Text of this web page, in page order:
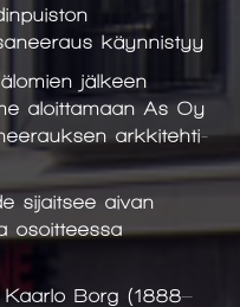
käynnistyy
jälkeen
aloittamaan As Oy
arkkitehti-
sijaitsee aivan
osoitteessa
Borg (1888–